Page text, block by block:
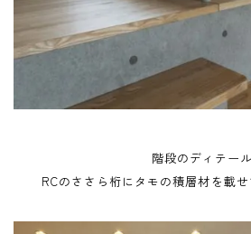
階段のディテール
RCのささら桁にタモの積層材を載せ